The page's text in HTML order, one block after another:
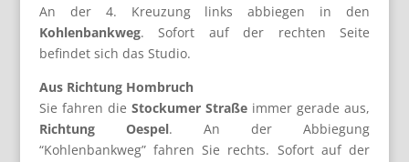
An der 4. Kreuzung links abbiegen in den
Kohlenbankweg. Sofort auf der rechten Seite
befindet sich das Studio.
Aus Richtung Hombruch
Sie fahren die Stockumer Straße immer gerade aus,
Richtung Oespel. An der Abbiegung
“Kohlenbankweg” fahren Sie rechts. Sofort auf der